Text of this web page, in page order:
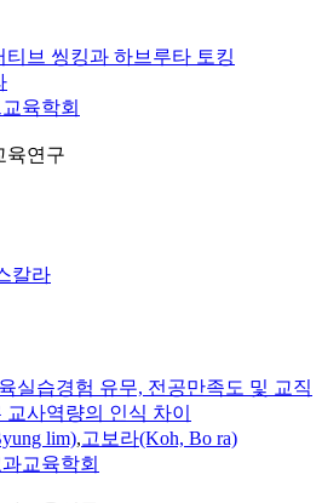
티브 씽킹과 하브루타 토킹
육학회
육연구
칼라
실습경험 유무, 전공만족도 및 교직
사역량의 인식 차이
lim),고보라(Koh, Bo ra)
교육학회